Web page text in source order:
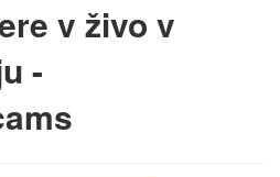
v živo v
-